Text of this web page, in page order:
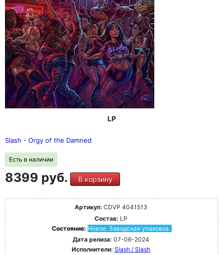
LP
Slash - Orgy of the Damned
Есть в наличии
8399 руб. В корзину
Артикул: CDVP 4041513
Состав: LP
Состояние: Новое. Заводская упаковка.
Дата релиза: 07-06-2024
Исполнители: Slash / Slash